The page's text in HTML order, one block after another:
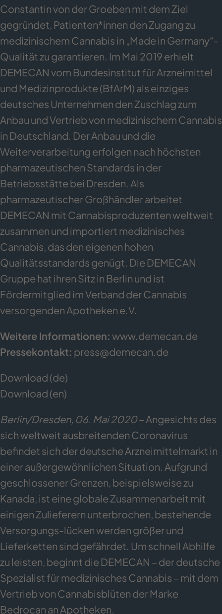
Constantin von der Groeben mit dem Ziel
gegründet, Patienten*innen den Zugang zu
medizinischem Cannabis in „Made in Germany“-
Qualität zu garantieren. Im Mai 2019 erhielt
DEMECAN vom Bundesinstitut für Arzneimittel
und Medizinprodukte (BfArM) als einziges
deutsches Unternehmen den Zuschlag zum
Anbau und Vertrieb von medizinischem Cannabis
in Deutschland. Der Anbau und die
Weiterverarbeitung erfolgen nach höchsten
pharmazeutischen Standards in der
Betriebsstätte bei Dresden. Als
pharmazeutischer Großhändler arbeitet
DEMECAN mit Cannabisproduzenten weltweit
zusammen und importiert medizinisches
Cannabis, das den eigenen hohen
Qualitätsstandards genügt. Die DEMECAN
Gruppe hat ihren Sitz in Berlin und ist
Fördermitglied im Verband der Cannabis
versorgenden Apotheken e.V.
Weitere Informationen: www.demecan.de
Pressekontakt: press@demecan.de
Download (de)
Download (en)
Berlin/Dresden, 06. Mai 2020– Angesichts des
sich weltweit ausbreitenden Coronavirus
befindet sich der deutsche Arzneimittelmarkt in
einer außergewöhnlichen Situation. Aufgrund
geschlossener Grenzen, beispielsweise zu
Kanada, ist eine globale Zusammenarbeit mit
einigen Zulieferern unterbrochen, bestehende
Versorgungs-lücken werden größer und
Lieferketten sind gefährdet. Um schnell Abhilfe
zu leisten, beginnt die DEMECAN – der deutsche
Spezialist für medizinisches Cannabis – mit dem
Vertrieb von Cannabisblüten der Marke
Bedrocan an Apotheken.